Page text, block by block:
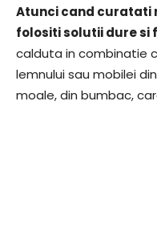
Atunci cand curatati
folositi solutii dure si
calduta in combinatie
lemnului sau mobilei
moale, din bumbac,